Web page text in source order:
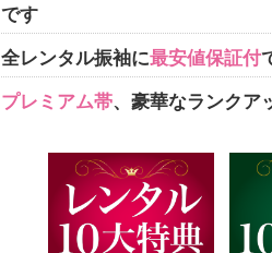
です
全レンタル振袖に最安値保証付
プレミアム帯、豪華なランクア